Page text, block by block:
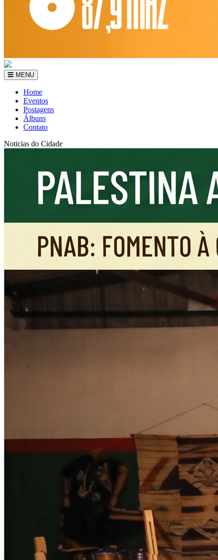
MENU
Home
Eventos
Postagens
Álbuns
Contato
Noticias do Cidade